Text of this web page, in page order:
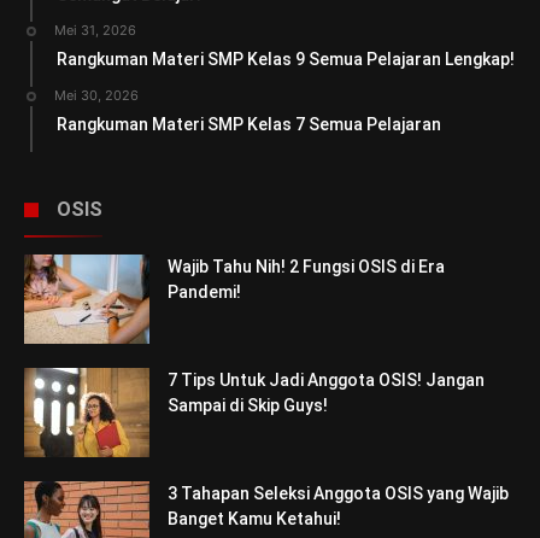
Mei 31, 2026
Rangkuman Materi SMP Kelas 9 Semua Pelajaran Lengkap!
Mei 30, 2026
Rangkuman Materi SMP Kelas 7 Semua Pelajaran
OSIS
Wajib Tahu Nih! 2 Fungsi OSIS di Era
Pandemi!
7 Tips Untuk Jadi Anggota OSIS! Jangan
Sampai di Skip Guys!
3 Tahapan Seleksi Anggota OSIS yang Wajib
Banget Kamu Ketahui!